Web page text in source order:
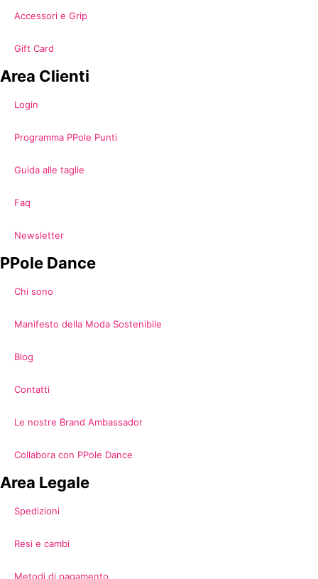
Accessori e Grip
Gift Card
Area Clienti
Login
Programma PPole Punti
Guida alle taglie
Faq
Newsletter
PPole Dance
Chi sono
Manifesto della Moda Sostenibile
Blog
Contatti
Le nostre Brand Ambassador
Collabora con PPole Dance
Area Legale
Spedizioni
Resi e cambi
Metodi di pagamento